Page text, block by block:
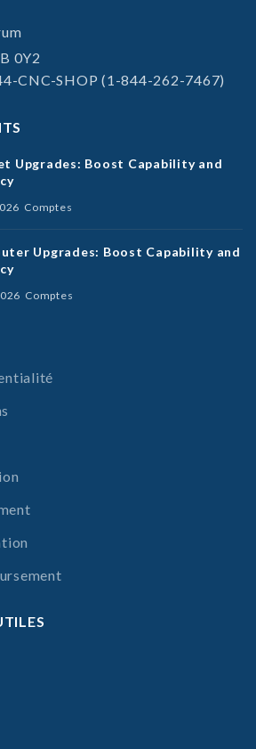
0Y2
CNC-SHOP (1-844-262-7467)
Upgrades: Boost Capability and
Comptes
Upgrades: Boost Capability and
Comptes